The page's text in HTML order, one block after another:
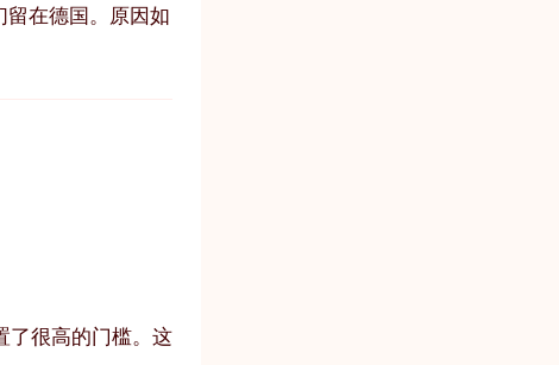
在德国。原因如
了很高的门槛。这